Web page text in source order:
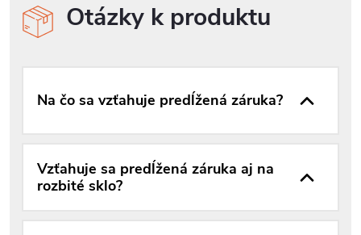
Otázky k produktu
Na čo sa vzťahuje predĺžená záruka?
Vzťahuje sa predĺžená záruka aj na
rozbité sklo?